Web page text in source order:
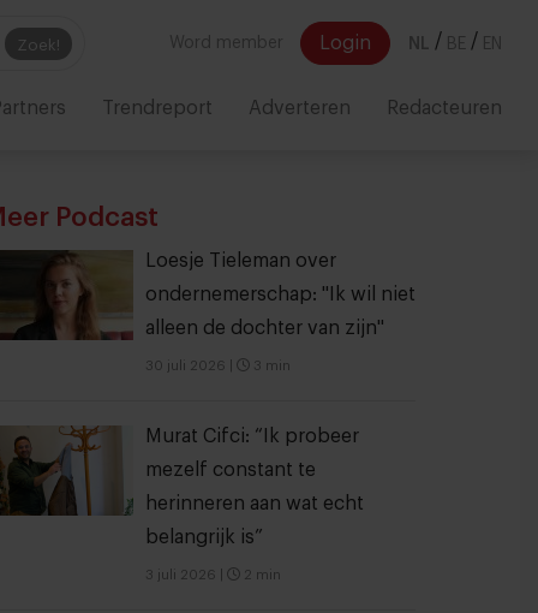
Zoek! Word member Login NL / BE / EN
Trendreport Adverteren Redacteuren
Podcast
Loesje Tieleman over
ondernemerschap: "Ik wil niet
alleen de dochter van zijn"
30 juli 2026 3 min
Murat Cifci: “Ik probeer
mezelf constant te
herinneren aan wat echt
belangrijk is”
3 juli 2026 2 min